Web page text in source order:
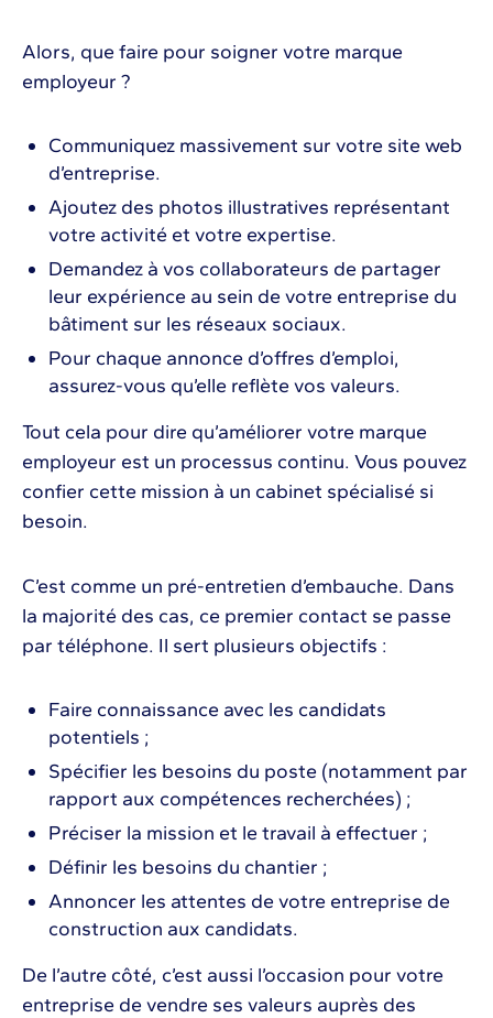
Alors, que faire pour soigner votre marque
employeur ?
Communiquez massivement sur votre site web
d’entreprise.
Ajoutez des photos illustratives représentant
votre activité et votre expertise.
Demandez à vos collaborateurs de partager
leur expérience au sein de votre entreprise du
bâtiment sur les réseaux sociaux.
Pour chaque annonce d’offres d’emploi,
assurez-vous qu’elle reflète vos valeurs.
Tout cela pour dire qu’améliorer votre marque
employeur est un processus continu. Vous pouvez
confier cette mission à un cabinet spécialisé si
besoin.
C’est comme un pré-entretien d’embauche. Dans
la majorité des cas, ce premier contact se passe
par téléphone. Il sert plusieurs objectifs :
Faire connaissance avec les candidats
potentiels ;
Spécifier les besoins du poste (notamment par
rapport aux compétences recherchées) ;
Préciser la mission et le travail à effectuer ;
Définir les besoins du chantier ;
Annoncer les attentes de votre entreprise de
construction aux candidats.
De l’autre côté, c’est aussi l’occasion pour votre
entreprise de vendre ses valeurs auprès des